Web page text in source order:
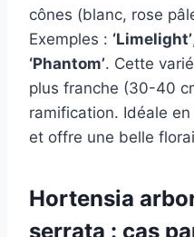
cônes (blanc, rose
Exemples : ‘Limelight’
‘Phantom’. Cette
plus franche (30-40
ramification. Idéale
et offre une belle
Hortensia
serrata : cas